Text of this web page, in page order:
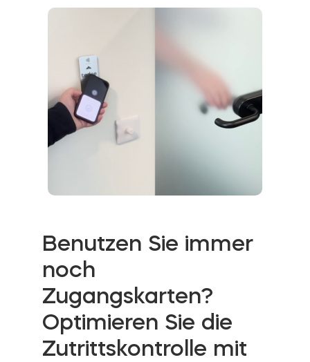
Benutzen Sie immer
noch
Zugangskarten?
Optimieren Sie die
Zutrittskontrolle mit